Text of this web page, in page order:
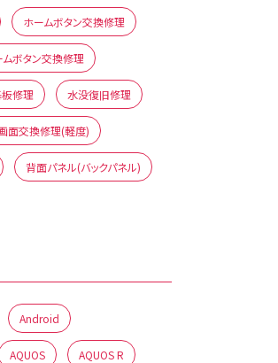
ホームボタン交換修理
ムボタン交換修理
修理 水没復旧修理
面交換修理(軽度)
背面パネル(バックパネル)
Android
AQUOS AQUOS R